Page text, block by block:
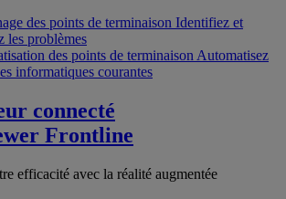
des points de terminaison Identifiez et
les problèmes
des points de terminaison Automatisez
informatiques courantes
connecté
Frontline
efficacité avec la réalité augmentée